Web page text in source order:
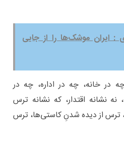
: ایران موشک‌ها را از جایی
در خانه، چه در اداره، چه در
نه نشانه اقتدار، که نشانه ترس
ترس از دیده شدنِ کاستی‌ها، ترس